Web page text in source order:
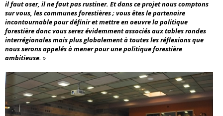
il faut oser, il ne faut pas rustiner. Et dans ce projet nous comptons
sur vous, les communes forestières ; vous êtes le partenaire
incontournable pour définir et mettre en oeuvre la politique
forestière donc vous serez évidemment associés aux tables rondes
interrégionales mais plus globalement à toutes les réflexions que
nous serons appelés à mener pour une politique forestière
ambitieuse. »